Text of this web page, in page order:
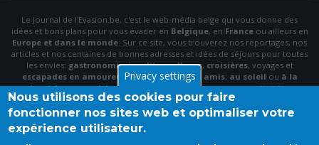
Le Journal de l'Evasion.be, c'est le web-média belge qui vous donne des
idées et bons plans pour vous évader en Belgique, en Franceou ailleurs en
Europe et dans le monde. Sur ce site, vous trouverez nos reportages, nos
articles et nos centaines de bonnes adresses et idées de séjours pour toutes
les envies: gastronomie,insolite,wellness, croisières, voyages et
escapades en amoureux ,en famille,entre amis; au soleil ou à la
neige,à la merouà la montagne à la campagneou encitytrip, en
hôtel, en gîteou enchambre d'hôte…
N'hésitez pas à utiliser le menu et la barre de recherche pour trouver le bon
plan idéal parmi nos articles et archives, à "aimer" notre
Privacy settings
Nous utilisons des cookies pour faire
fonctionner nos sites web et optimaliser votre
expérience utilisateur.